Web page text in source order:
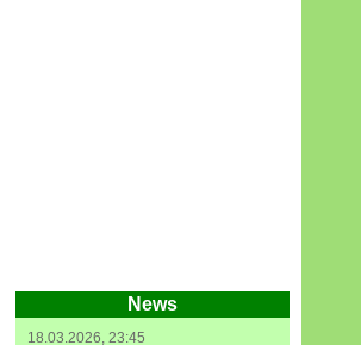
News
18.03.2026, 23:45